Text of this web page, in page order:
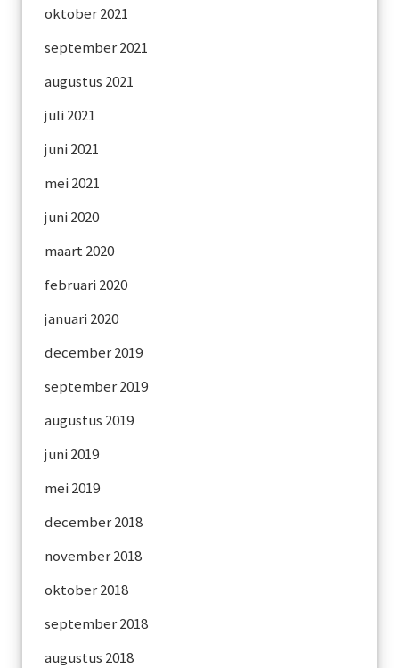
oktober 2021
september 2021
augustus 2021
juli 2021
juni 2021
mei 2021
juni 2020
maart 2020
februari 2020
januari 2020
december 2019
september 2019
augustus 2019
juni 2019
mei 2019
december 2018
november 2018
oktober 2018
september 2018
augustus 2018